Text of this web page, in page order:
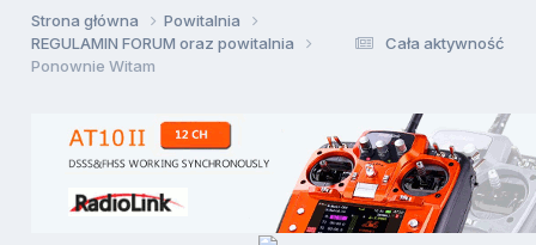
Cała aktywność
Strona główna
Powitalnia
REGULAMIN FORUM oraz powitalnia
Ponownie Witam